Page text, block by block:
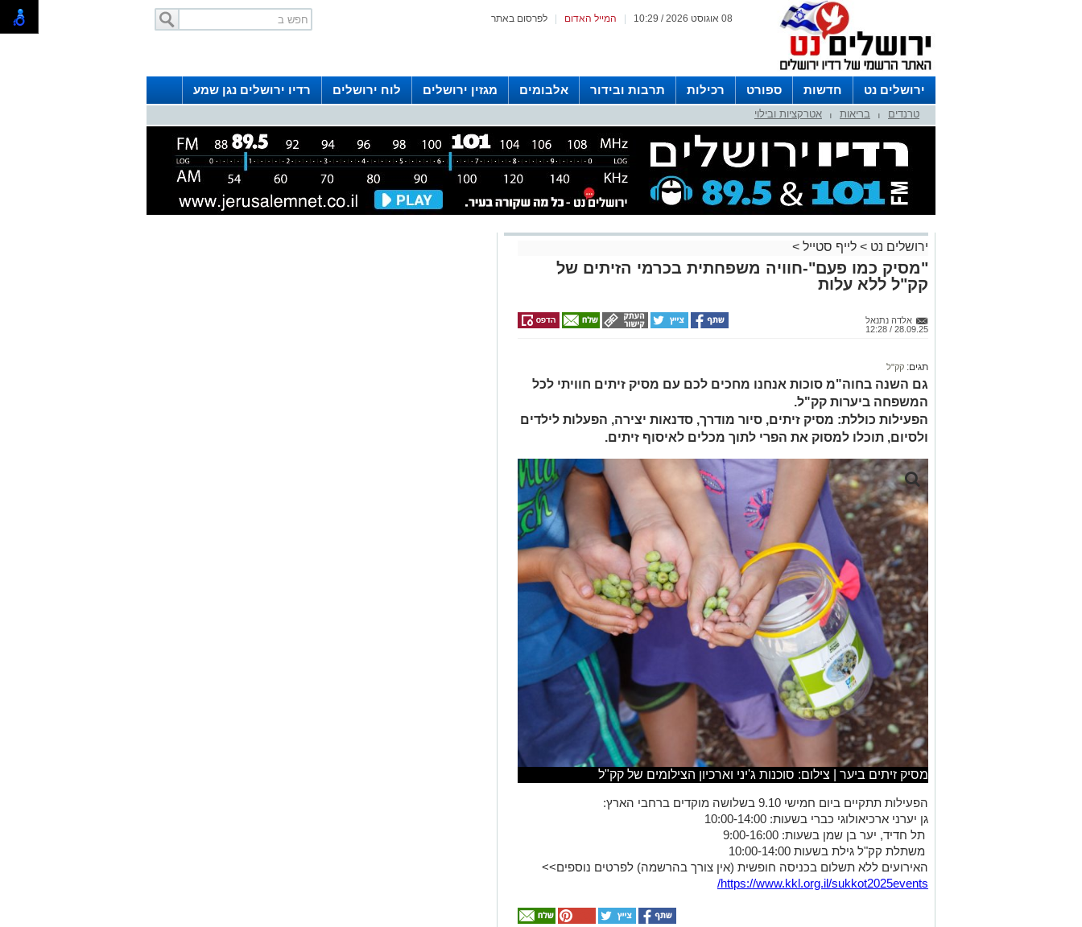
לפרסום באתר המייל האדום 08 אוגוסט 2026 / 10:29
ירושלים נט חדשות ספורט רכילות תרבות ובידור אלבומים מגזין ירושלים לוח ירושלים
רדיו ירושלים נגן שמע
לפרסום ברדיו צרו קשר
לוח שדורים רדיו ירושלים טרנדים בריאות אטרקציות ובילוי
ירושלים נט > לייף סטייל >
"מסיק כמו פעם"-חוויה משפחתית בכרמי הזיתים של
קק"ל ללא עלות
אלדה נתנאל
28.09.25 / 12:28
תגים: קק"ל
גם השנה בחוה"מ סוכות אנחנו מחכים לכם עם מסיק זיתים חוויתי לכל
המשפחה ביערות קק"ל.
הפעילות כוללת: מסיק זיתים, סיור מודרך, סדנאות יצירה, הפעלות לילדים
ולסיום, תוכלו למסוק את הפרי לתוך מכלים לאיסוף זיתים.
מסיק זיתים ביער | צילום: סוכנות ג'יני וארכיון הצילומים של קק"ל
הפעילות תתקיים ביום חמישי 9.10 בשלושה מוקדים ברחבי הארץ:
גן יערני ארכיאולוגי כברי בשעות: 10:00-14:00
תל חדיד, יער בן שמן בשעות: 9:00-16:00
משתלת קק"ל גילת בשעות 10:00-14:00
האירועים ללא תשלום בכניסה חופשית (אין צורך בהרשמה) לפרטים נוספים>>
https://www.kkl.org.il/sukkot2025events/